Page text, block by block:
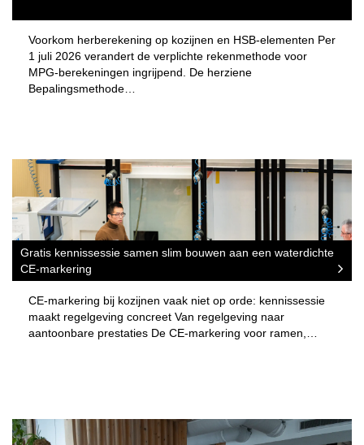
Voorkom herberekening op kozijnen en HSB-elementen Per
1 juli 2026 verandert de verplichte rekenmethode voor
MPG-berekeningen ingrijpend. De herziene
Bepalingsmethode…
Gratis kennissessie samen slim bouwen aan een waterdichte
CE-markering
CE-markering bij kozijnen vaak niet op orde: kennissessie
maakt regelgeving concreet Van regelgeving naar
aantoonbare prestaties De CE-markering voor ramen,…